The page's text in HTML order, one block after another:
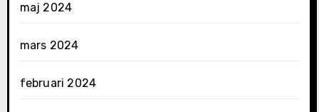
maj 2024
mars 2024
februari 2024